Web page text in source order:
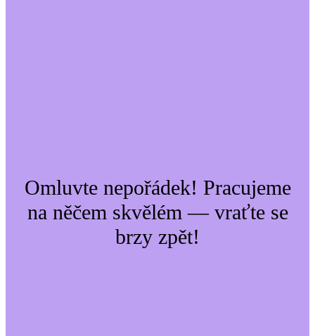
Omluvte nepořádek! Pracujeme
na něčem skvělém — vraťte se
brzy zpět!